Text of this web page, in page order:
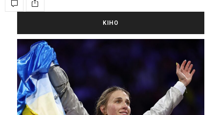
KIНО